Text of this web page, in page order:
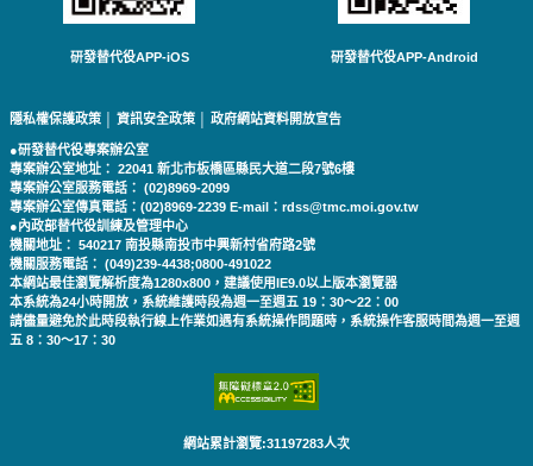
研發替代役APP-iOS 研發替代役APP-Android
隱私權保護政策 資訊安全政策 政府網站資料開放宣告
●研發替代役專案辦公室
專案辦公室地址： 22041 新北市板橋區縣民大道二段7號6樓
專案辦公室服務電話： (02)8969-2099
專案辦公室傳真電話：(02)8969-2239 E-mail：rdss@tmc.moi.gov.tw
●內政部替代役訓練及管理中心
機關地址： 540217 南投縣南投市中興新村省府路2號
機關服務電話： (049)239-4438;0800-491022
本網站最佳瀏覽解析度為1280x800，建議使用IE9.0以上版本瀏覽器
本系統為24小時開放，系統維護時段為週一至週五 19：30～22：00
請儘量避免於此時段執行線上作業如遇有系統操作問題時，系統操作客服時間為週一至週
五 8：30～17：30
網站累計瀏覽:31197283人次